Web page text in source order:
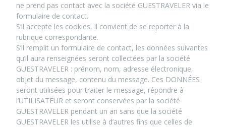
ne prend pas contact avec la société GUESTRAVELER via le
formulaire de contact.
S’il accepte les cookies, il convient de se reporter à la
rubrique correspondante.
S’il remplit un formulaire de contact, les données suivantes
qu’il aura renseignées seront collectées par la société
GUESTRAVELER : prénom, nom, adresse électronique,
objet du message, contenu du message. Ces DONNÉES
seront utilisées pour traiter le message, répondre à
l’UTILISATEUR et seront conservées par la société
GUESTRAVELER pendant un an sans que la société
GUESTRAVELER les utilise à d’autres fins que celles de